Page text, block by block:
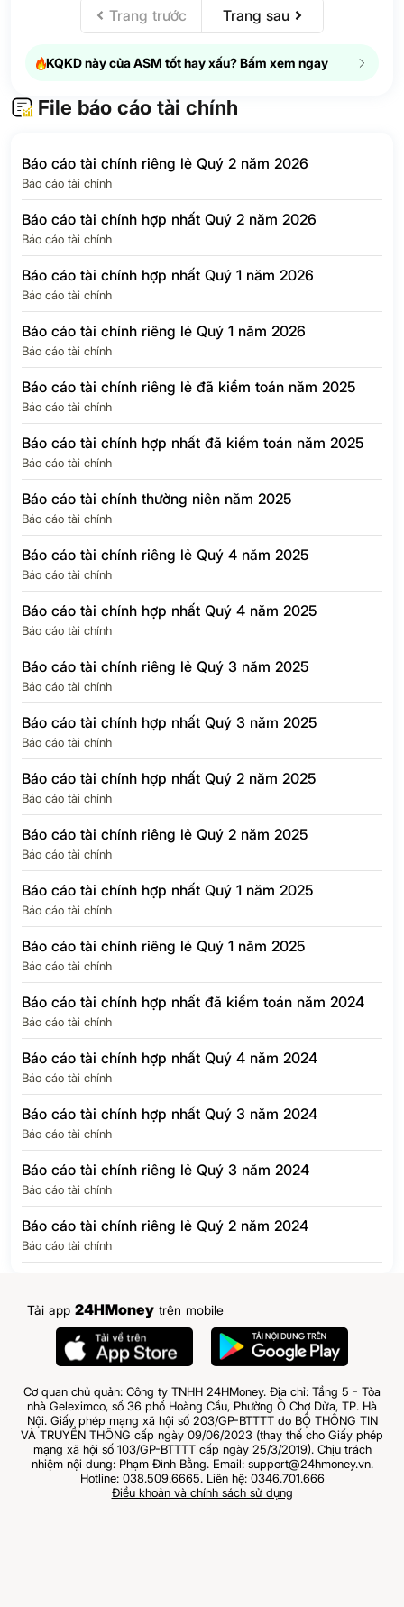
Thuế thu nhập
doanh nghiệp –
hoãn lại
N/A N/A
nhập doanh nghiệp
Lợi ích của cổ
Lợi nhuận của Cổ
đông của Công ty
mẹ
EPS Quý N/A
Trang trước Trang sau
KQKD này của ASM tốt hay xấu? Bấm xem ngay
File báo cáo tài chính
Báo cáo tài chính riêng lẻ Quý 2 năm 2026
Báo cáo tài chính
Báo cáo tài chính hợp nhất Quý 2 năm 2026
Báo cáo tài chính
Báo cáo tài chính hợp nhất Quý 1 năm 2026
Báo cáo tài chính
Báo cáo tài chính riêng lẻ Quý 1 năm 2026
Báo cáo tài chính
Báo cáo tài chính riêng lẻ đã kiểm toán năm 2025
Báo cáo tài chính
Báo cáo tài chính hợp nhất đã kiểm toán năm 2025
Báo cáo tài chính
Báo cáo tài chính thường niên năm 2025
Báo cáo tài chính
Báo cáo tài chính riêng lẻ Quý 4 năm 2025
Báo cáo tài chính
Báo cáo tài chính hợp nhất Quý 4 năm 2025
Báo cáo tài chính
Báo cáo tài chính riêng lẻ Quý 3 năm 2025
Báo cáo tài chính
Báo cáo tài chính hợp nhất Quý 3 năm 2025
Báo cáo tài chính
Báo cáo tài chính hợp nhất Quý 2 năm 2025
Báo cáo tài chính
Báo cáo tài chính riêng lẻ Quý 2 năm 2025
Báo cáo tài chính
Báo cáo tài chính hợp nhất Quý 1 năm 2025
Báo cáo tài chính
Báo cáo tài chính riêng lẻ Quý 1 năm 2025
Báo cáo tài chính
Báo cáo tài chính hợp nhất đã kiểm toán năm 2024
Báo cáo tài chính
Báo cáo tài chính hợp nhất Quý 4 năm 2024
Báo cáo tài chính
Báo cáo tài chính hợp nhất Quý 3 năm 2024
Báo cáo tài chính
Báo cáo tài chính riêng lẻ Quý 3 năm 2024
Báo cáo tài chính
Báo cáo tài chính riêng lẻ Quý 2 năm 2024
Báo cáo tài chính
Tải app 24HMoney trên mobile
Cơ quan chủ quản: Công ty TNHH 24HMoney. Địa chỉ: Tầng 5 - Tòa
nhà Geleximco, số 36 phố Hoàng Cầu, Phường Ô Chợ Dừa, TP. Hà
Nội. Giấy phép mạng xã hội số 203/GP-BTTTT do BỘ THÔNG TIN
VÀ TRUYỀN THÔNG cấp ngày 09/06/2023 (thay thế cho Giấy phép
mạng xã hội số 103/GP-BTTTT cấp ngày 25/3/2019). Chịu trách
nhiệm nội dung: Phạm Đình Bằng. Email: support@24hmoney.vn.
Hotline: 038.509.6665. Liên hệ: 0346.701.666
Điều khoản và chính sách sử dụng